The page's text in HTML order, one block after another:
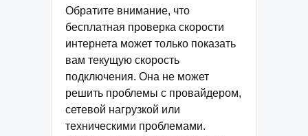
Обратите внимание, что
бесплатная проверка скорости
интернета может только показать
вам текущую скорость
подключения. Она не может
решить проблемы с провайдером,
сетевой нагрузкой или
техническими проблемами.